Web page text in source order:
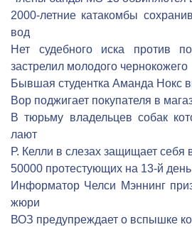
2000-летние катакомбы
вод
Нет судебного иска против
застрелил молодого чернокожего
Бывшая студентка Аманда Нокс
Вор поджигает покупателя в
В тюрьму владельцев собак
лают
Р. Келли в слезах защищает себя
50000 протестующих на 13-й
Информатор Челси Мэннинг
жюри
ВОЗ предупреждает о вспышке